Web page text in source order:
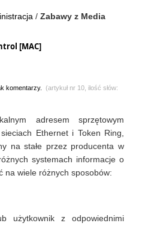
/ Zabawy z Media
[MAC]
komentarzy.
(artykuł nr 10, ilość słów:
adresem sprzętowym
Ethernet i Token Ring,
na stałe przez producenta w
systemach informacje o
na wiele różnych sposobów:
użytkownik z odpowiednimi